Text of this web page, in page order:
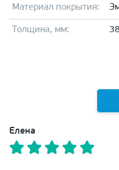
Материал покрытия:
Толщина, мм: 38
Елена